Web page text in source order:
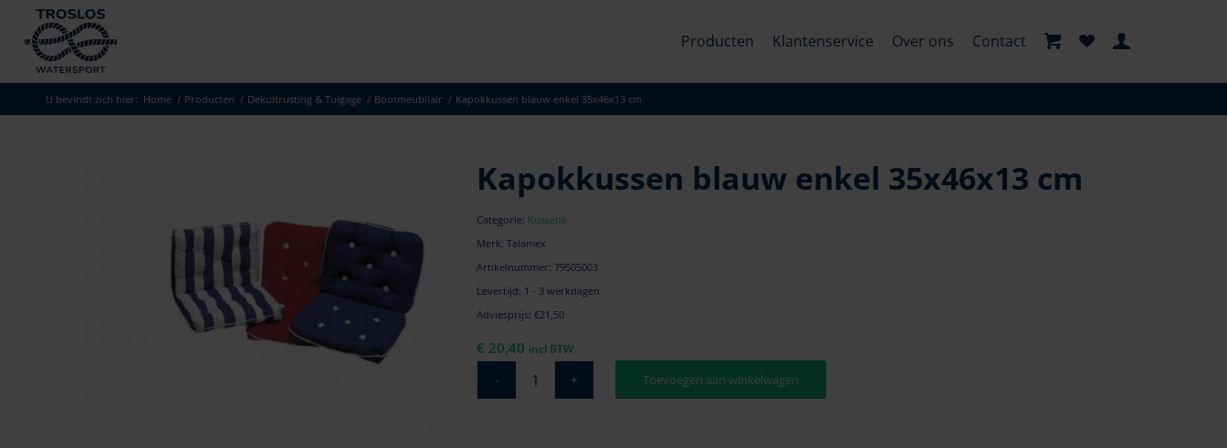
Producten Klantenservice Over ons Contact
U bevindt zich hier: Home / Producten / Dekuitrusting & Tuigage / Bootmeubilair / Kapokkussen blauw enkel 35x46x13 cm
Kapokkussen blauw enkel 35x46x13 cm
Categorie: Kussens
Merk: Talamex
Artikelnummer: 79505003
Levertijd: 1 - 3 werkdagen
Adviesprijs: €21,50
€ 20,40 incl BTW
Toevoegen aan winkelwagen